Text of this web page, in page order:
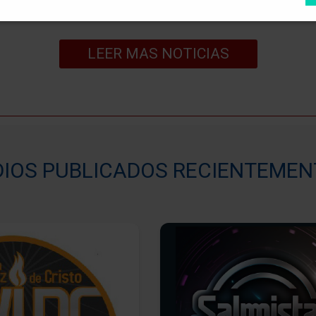
LEER MAS NOTICIAS
PUBLICADOS